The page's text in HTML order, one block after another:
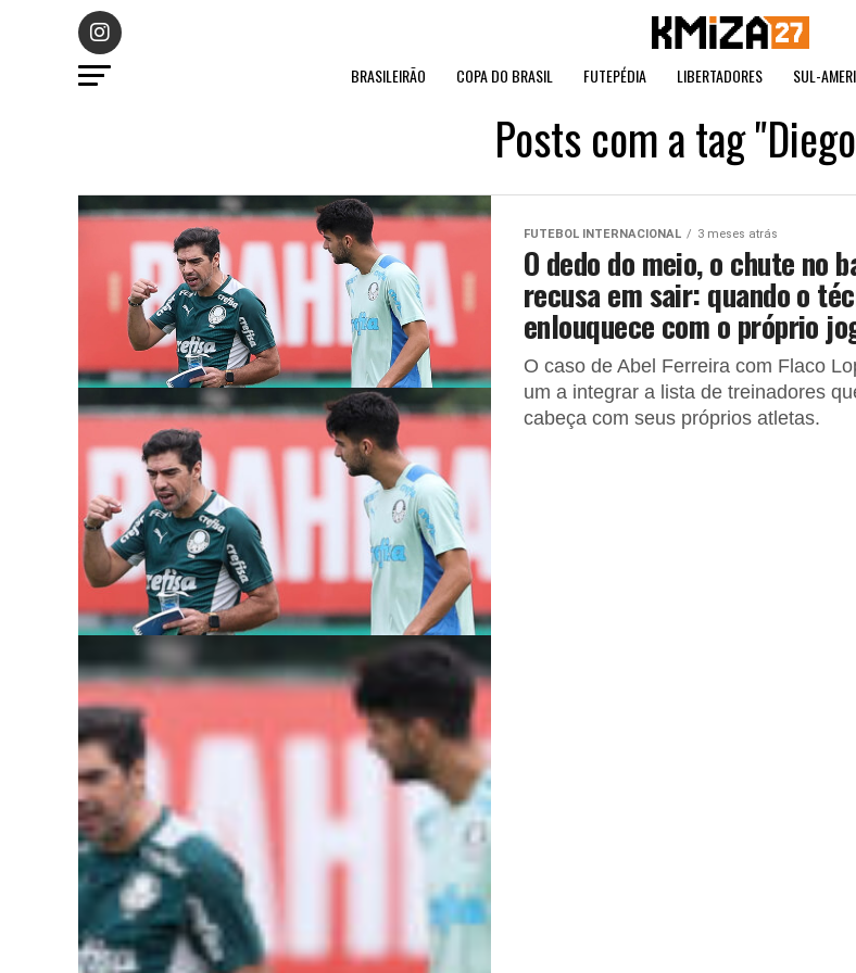
BRASILEIRÃO COPA DO BRASIL FUTEPÉDIA LIBERTADORES SUL-
Posts com a tag
FUTEBOL INTERNACIONAL 3 meses atrás
O dedo do meio, o chute no
recusa em sair: quando o
enlouquece com o próprio
O caso de Abel Ferreira com Flaco
um a integrar a lista de treinadores
cabeça com seus próprios atletas.